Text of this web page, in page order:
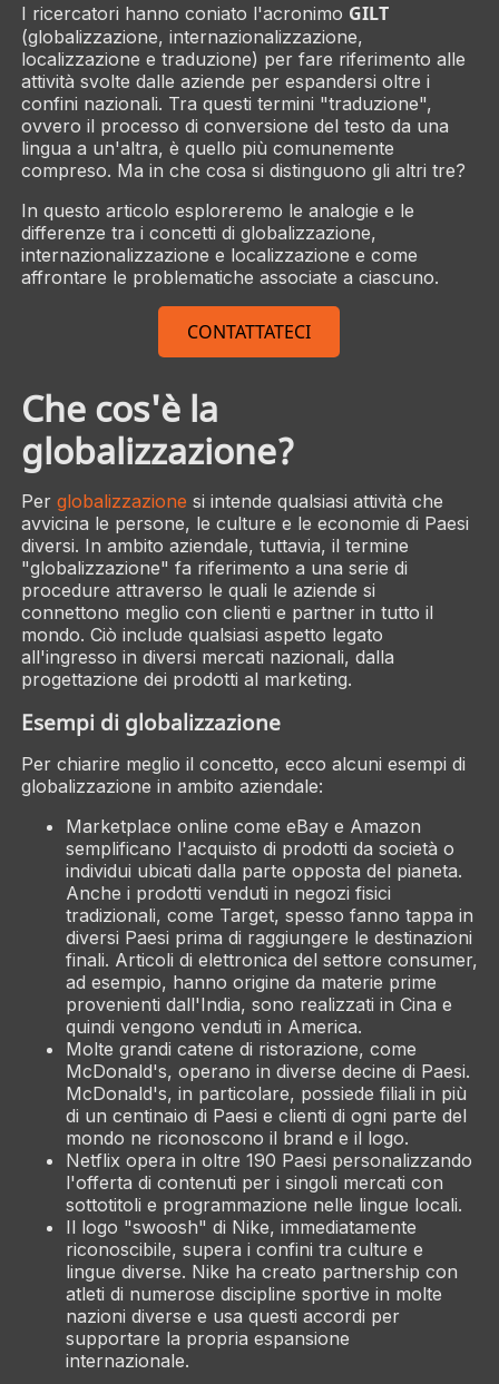
I ricercatori hanno coniato l'acronimo GILT
(globalizzazione, internazionalizzazione,
localizzazione e traduzione) per fare riferimento alle
attività svolte dalle aziende per espandersi oltre i
confini nazionali. Tra questi termini "traduzione",
ovvero il processo di conversione del testo da una
lingua a un'altra, è quello più comunemente
compreso. Ma in che cosa si distinguono gli altri tre?
In questo articolo esploreremo le analogie e le
differenze tra i concetti di globalizzazione,
internazionalizzazione e localizzazione e come
affrontare le problematiche associate a ciascuno.
CONTATTATECI
Che cos'è la
globalizzazione?
Per globalizzazione si intende qualsiasi attività che
avvicina le persone, le culture e le economie di Paesi
diversi. In ambito aziendale, tuttavia, il termine
"globalizzazione" fa riferimento a una serie di
procedure attraverso le quali le aziende si
connettono meglio con clienti e partner in tutto il
mondo. Ciò include qualsiasi aspetto legato
all'ingresso in diversi mercati nazionali, dalla
progettazione dei prodotti al marketing.
Esempi di globalizzazione
Per chiarire meglio il concetto, ecco alcuni esempi di
globalizzazione in ambito aziendale:
Marketplace online come eBay e Amazon
semplificano l'acquisto di prodotti da società o
individui ubicati dalla parte opposta del pianeta.
Anche i prodotti venduti in negozi fisici
tradizionali, come Target, spesso fanno tappa in
diversi Paesi prima di raggiungere le destinazioni
finali. Articoli di elettronica del settore consumer,
ad esempio, hanno origine da materie prime
provenienti dall'India, sono realizzati in Cina e
quindi vengono venduti in America.
Molte grandi catene di ristorazione, come
McDonald's, operano in diverse decine di Paesi.
McDonald's, in particolare, possiede filiali in più
di un centinaio di Paesi e clienti di ogni parte del
mondo ne riconoscono il brand e il logo.
Netflix opera in oltre 190 Paesi personalizzando
l'offerta di contenuti per i singoli mercati con
sottotitoli e programmazione nelle lingue locali.
Il logo "swoosh" di Nike, immediatamente
riconoscibile, supera i confini tra culture e
lingue diverse. Nike ha creato partnership con
atleti di numerose discipline sportive in molte
nazioni diverse e usa questi accordi per
supportare la propria espansione
internazionale.